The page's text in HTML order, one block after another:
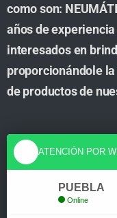
como son:
años de
interesados en
proporcionándole
de productos de
CuentaATENCIÓN POR
PUEBLA
Online